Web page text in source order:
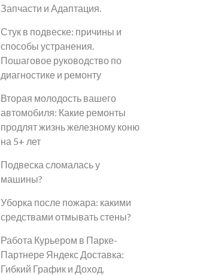
Запчасти и Адаптация.
Стук в подвеске: причины и
способы устранения.
Пошаговое руководство по
диагностике и ремонту
Вторая молодость вашего
автомобиля: Какие ремонты
продлят жизнь железному коню
на 5+ лет
Подвеска сломалась у
машины?
Уборка после пожара: какими
средствами отмывать стены?
Работа Курьером в Парке-
Партнере Яндекс Доставка:
Гибкий График и Доход.